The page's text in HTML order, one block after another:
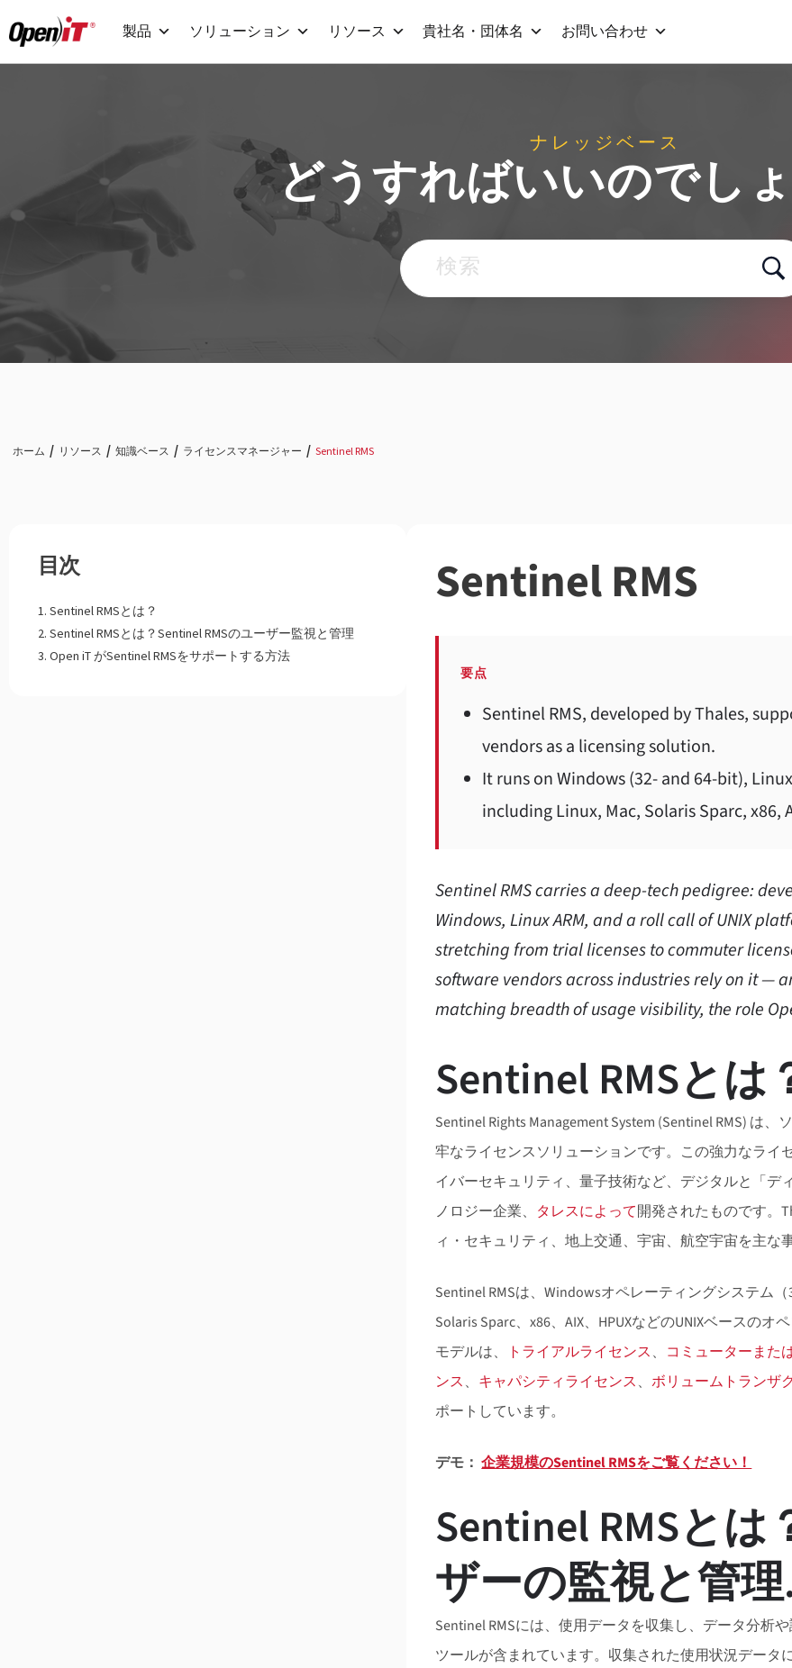
ン
動
製品 ソリューション リソース 貴社名・団体名 お問い合わせ
ナレッジベース
どうすればいいのでし
ホーム リソース 知識ベース ライセンスマネージャー Sentinel RMS
目次
Sentinel RMSとは？
Sentinel RMSとは？Sentinel RMSのユーザー監視と管理
Open iT がSentinel RMSをサポートする方法
Sentinel RMS
要点
Sentinel RMS, developed by Thales,
vendors as a licensing solution.
It runs on Windows (32- and 64-bit),
including Linux, Mac, Solaris Sparc, x86,
Sentinel RMS carries a deep-tech pedigree:
Windows, Linux ARM, and a roll call of UNIX
stretching from trial licenses to commuter
software vendors across industries rely on it —
matching breadth of usage visibility, the role
Sentinel RMSとは
Sentinel Rights Management System (Sentinel RMS) は
牢なライセンスソリューションです。この強力なラ
イバーセキュリティ、量子技術など、デジタルと「
ノロジー企業、 タレスによって開発されたものです。
ィ・セキュリティ、地上交通、宇宙、航空宇宙を主な
Sentinel RMSは、Windowsオペレーティングシステム
Solaris Sparc、x86、AIX、HPUXなどのUNIXベースの
モデルは、
トライアルライセンス、 コミューターまた
ンス、 キャパシティライセンス、ボリュームトランザ
ポートしています。
デモ：企業規模のSentinel RMSをご覧ください！
Sentinel RMSとは
ザーの監視と管理
Sentinel RMSには、使用データを収集し、データ分析
ツールが含まれています。収集された使用状況デー